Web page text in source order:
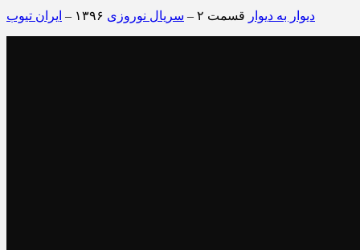
دیوار به دیوار قسمت ۲ – سریال نوروزی ایران تیوب